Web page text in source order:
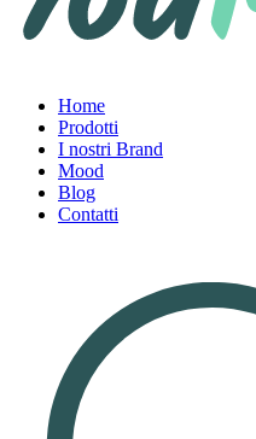
Home
Prodotti
I nostri Brand
Mood
Blog
Contatti